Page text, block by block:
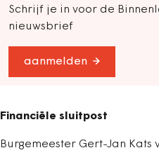
Schrijf je in voor de
nieuwsbrief
aanmelden
Financiële sluitpost
Burgemeester Gert-Jan Kats